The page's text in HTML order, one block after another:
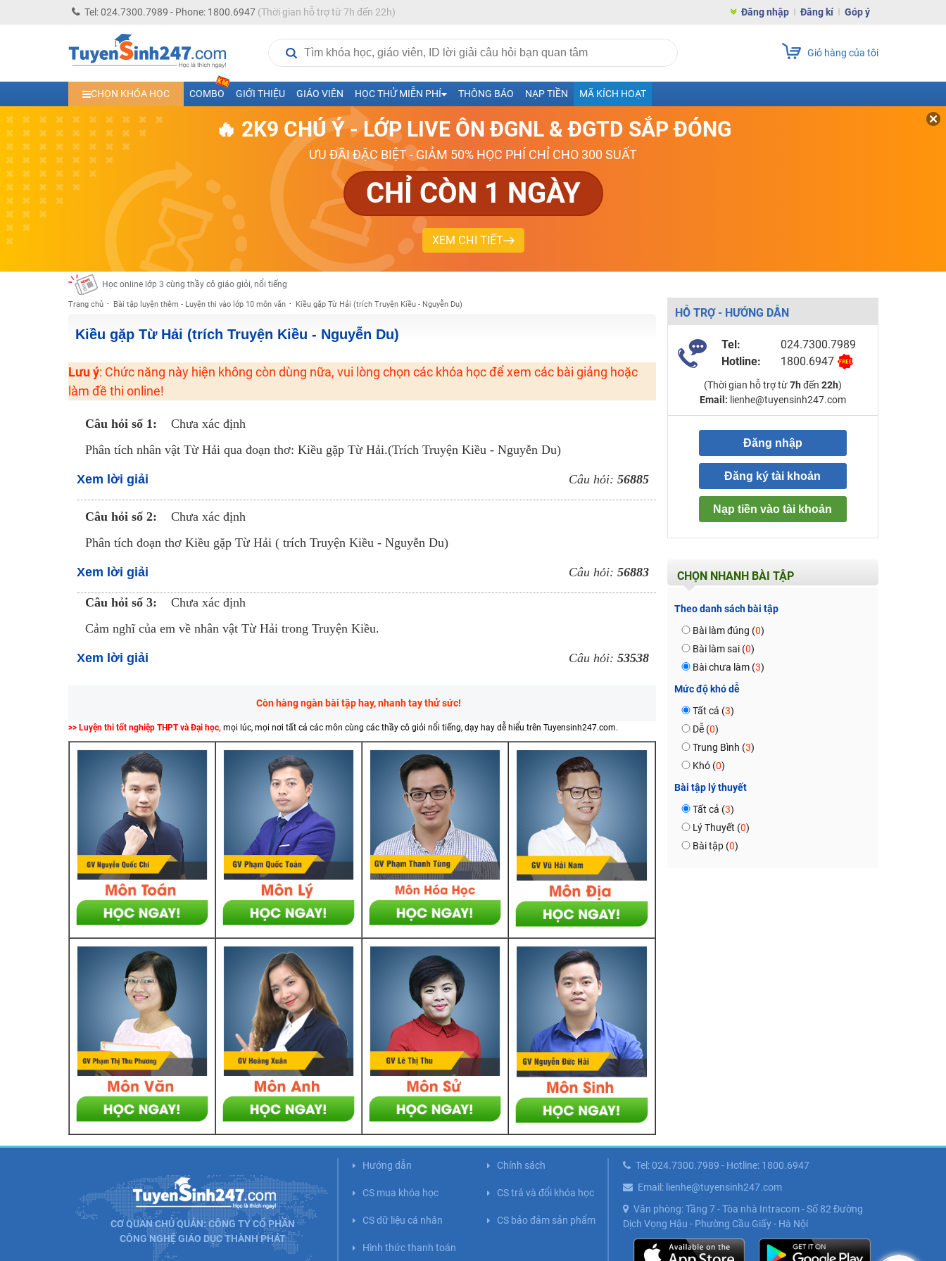
Tel: 024.7300.7989 - Phone: 1800.6947(Thời gian hỗ trợ từ 7h đến 22h) Đăng nhập Đăng kí Góp ý
Giỏ hàng của tôi
CHỌN KHÓA HỌC COMBO GIỚI THIỆU GIÁO VIÊN HỌC THỬ MIỄN PHÍ THÔNG BÁO NẠP TIỀN MÃ KÍCH HOẠT
🔥 2K9 CHÚ Ý - LỚP LIVE ÔN ĐGNL & ĐGTD SẮP ĐÓNG
ƯU ĐÃI ĐẶC BIỆT - GIẢM 50% HỌC PHÍ CHỈ CHO 300 SUẤT
CHỈ CÒN 1 NGÀY
XEM CHI TIẾT
Học trực tuyến lớp 10 các môn Toán - Lý - Hóa - Văn - Anh- Sinh-Sử-Địa cùng Thầy Cô giỏi, nổi tiếng
Học online trực tuyến cấp Tiểu học và THCS năm học 2026-2027
Học online lớp 5 cùng thầy cô giáo giỏi, nổi tiếng
Học online lớp 7 cùng thầy cô giáo giỏi
Học online lớp 6 cùng thầy cô giỏi, nổi tiếng
Học online lớp 8 cùng thầy cô giáo giỏi
2K13! Bứt Phá Lớp 5 Năm Học 2023 - 2024
Học online lớp 4 cùng thầy cô giáo giỏi, nổi tiếng
Học online lớp 3 cùng thầy cô giáo giỏi, nổi tiếng
Học online lớp 2 với thầy cô giáo giỏi, nổi tiếng
2K6! Lộ Trình Sun 2024 - Ba bước luyện thi TN THPT - ĐH ít nhất 25 điểm
Khuyến Mãi Khoá Học 1K Chỉ Từ 11-13/09/2024
Đồng giá khóa học 499K - 399K (13/11-15/11)
Luyện thi vào lớp 10 môn Toán, Văn, Hóa, Anh, Lý với giáo viên giỏi và nổi tiếng
Trang chủ Bài tập luyện thêm - Luyện thi vào lớp 10 môn văn Kiều gặp Từ Hải (trích Truyện Kiều - Nguyễn Du)
Kiều gặp Từ Hải (trích Truyện Kiều - Nguyễn Du)
Lưu ý: Chức năng này hiện không còn dùng nữa, vui lòng chọn các khóa học để xem các bài giảng hoặc
làm đề thi online!
Câu hỏi số 1:
Chưa xác định
Phân tích nhân vật Từ Hải qua đoạn thơ: Kiều gặp Từ Hải.(Trích Truyện Kiều - Nguyễn Du)
Xem lời giải Câu hỏi: 56885
Câu hỏi số 2:
Chưa xác định
Phân tích đoạn thơ Kiều gặp Từ Hải ( trích Truyện Kiều - Nguyễn Du)
Xem lời giải Câu hỏi: 56883
Câu hỏi số 3:
Chưa xác định
Cảm nghĩ của em về nhân vật Từ Hải trong Truyện Kiều.
Xem lời giải Câu hỏi: 53538
Còn hàng ngàn bài tập hay, nhanh tay thử sức!
>> Luyện thi tốt nghiệp THPT và Đại học, mọi lúc, mọi nơi tất cả các môn cùng các thầy cô giỏi nổi tiếng, dạy hay dễ hiểu trên Tuyensinh247.com.
HỖ TRỢ - HƯỚNG DẪN
Tel:
024.7300.7989
Hotline:
1800.6947
(Thời gian hỗ trợ từ7h đến 22h)
Email: lienhe@tuyensinh247.com
Đăng nhập
Đăng ký tài khoản
Nạp tiền vào tài khoản
CHỌN NHANH BÀI TẬP
Theo danh sách bài tập
Bài làm đúng (0)
Bài làm sai (0)
Bài chưa làm (3)
Mức độ khó dễ
Tất cả (3)
Dễ (0)
Trung Bình (3)
Khó (0)
Bài tập lý thuyết
Tất cả (3)
Lý Thuyết (0)
Bài tập (0)
CƠ QUAN CHỦ QUẢN: CÔNG TY CỔ PHẦN
CÔNG NGHỆ GIÁO DỤC THÀNH PHÁT
Hướng dẫn Chính sách
CS mua khóa học CS trả và đổi khóa học
CS dữ liệu cá nhân CS bảo đảm sản phẩm
Hình thức thanh toán
Tel: 024.7300.7989 - Hotline: 1800.6947
Email: lienhe@tuyensinh247.com
Văn phòng: Tầng 7 - Tòa nhà Intracom - Số 82 Đường
Dịch Vọng Hậu - Phường Cầu Giấy - Hà Nội